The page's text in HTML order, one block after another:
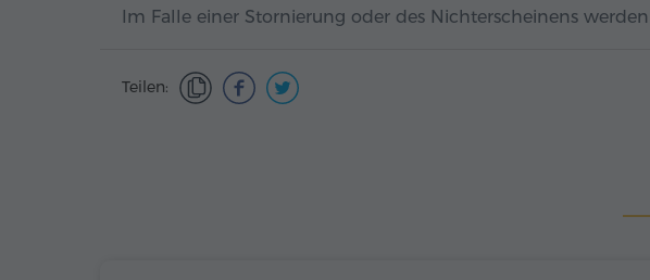
Im Falle einer Stornierung oder des Nichterscheinens
Teilen: